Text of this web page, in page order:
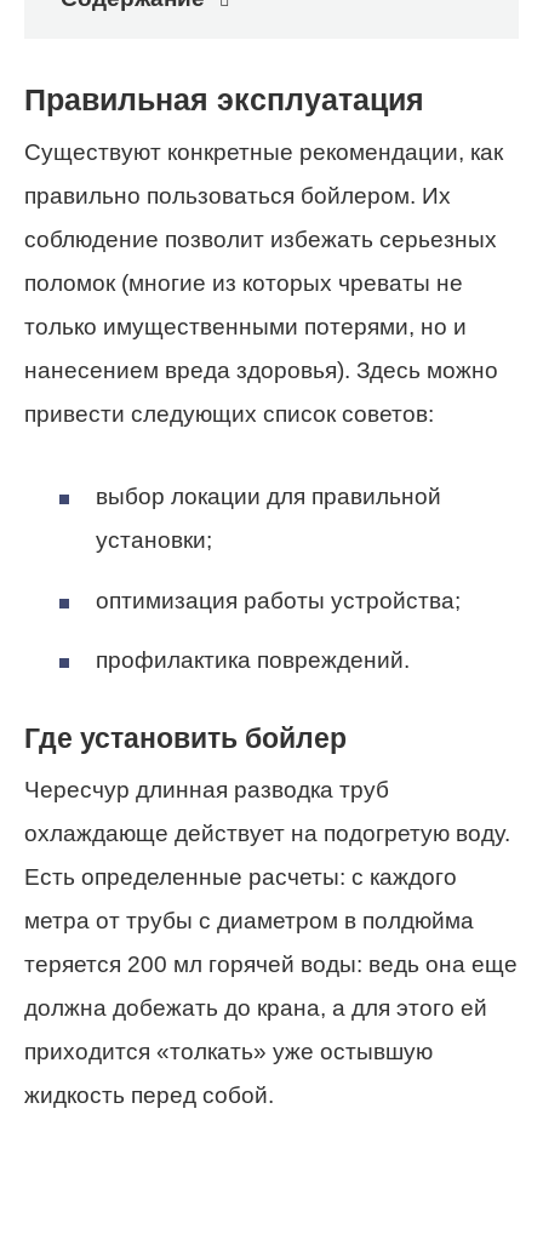
Правильная эксплуатация
Существуют конкретные рекомендации, как
правильно пользоваться бойлером. Их
соблюдение позволит избежать серьезных
поломок (многие из которых чреваты не
только имущественными потерями, но и
нанесением вреда здоровья). Здесь можно
привести следующих список советов:
выбор локации для правильной
установки;
оптимизация работы устройства;
профилактика повреждений.
Где установить бойлер
Чересчур длинная разводка труб
охлаждающе действует на подогретую воду.
Есть определенные расчеты: с каждого
метра от трубы с диаметром в полдюйма
теряется 200 мл горячей воды: ведь она еще
должна добежать до крана, а для этого ей
приходится «толкать» уже остывшую
жидкость перед собой.